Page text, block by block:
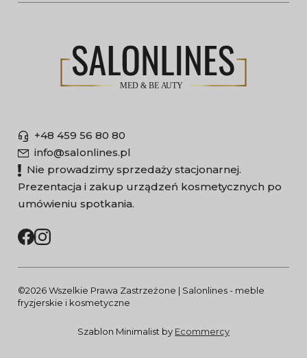
+48 459 56 80 80
info@salonlines.pl
Nie prowadzimy sprzedaży stacjonarnej.
Prezentacja i zakup urządzeń kosmetycznych po
umówieniu spotkania.
©2026 Wszelkie Prawa Zastrzeżone | Salonlines - meble
fryzjerskie i kosmetyczne
Szablon Minimalist by Ecommercy